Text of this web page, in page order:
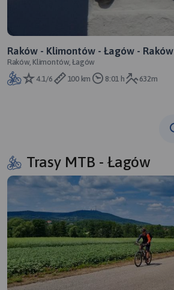
Raków - Klimontów - Łagów - Raków
Raków, Klimontów, Łagów
4.1/6
100 km 8:01 h 632m
Trasy MTB - Łagów